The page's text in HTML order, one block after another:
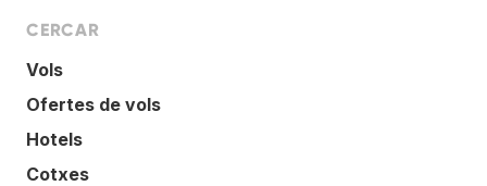
CERCAR
Vols
Ofertes de vols
Hotels
Cotxes